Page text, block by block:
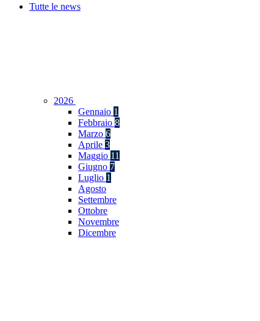
Tutte le news
2026
Gennaio 1
Febbraio 8
Marzo 6
Aprile 3
Maggio 11
Giugno 7
Luglio 1
Agosto
Settembre
Ottobre
Novembre
Dicembre